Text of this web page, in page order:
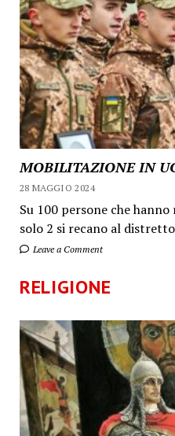
MOBILITAZIONE IN
28 MAGGIO 2024
Su 100 persone che
solo 2 si recano al
Leave a Comment
RELIGIONE